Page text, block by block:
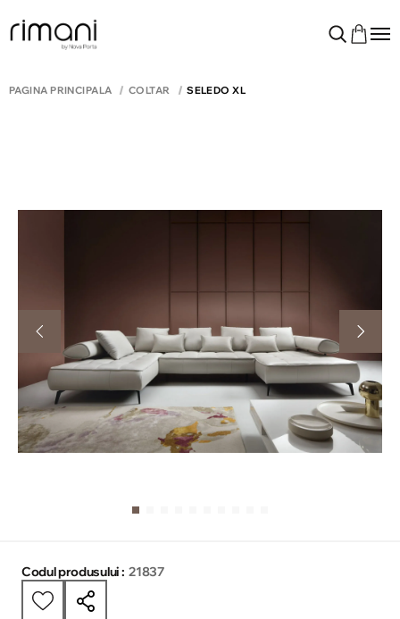
PAGINA PRINCIPALĂ COLTAR SELEDO XL
Codul produsului : 21837